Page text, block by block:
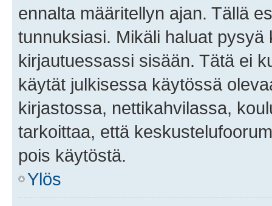
ennalta määritellyn ajan. Tällä
tunnuksiasi. Mikäli haluat
kirjautuessassi sisään. Tätä ei
käytät julkisessa käytössä
kirjastossa, nettikahvilassa,
tarkoittaa, että
pois käytöstä.
Ylös